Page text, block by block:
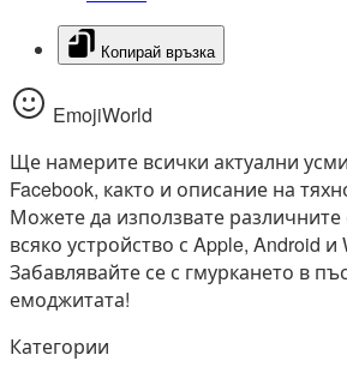
Копирай връзка
EmojiWorld
Ще намерите всички актуални
Facebook, както и описание на
Можете да използвате
всяко устройство с Apple, Android и
Забавлявайте се с гмуркането в
емоджитата!
Категории